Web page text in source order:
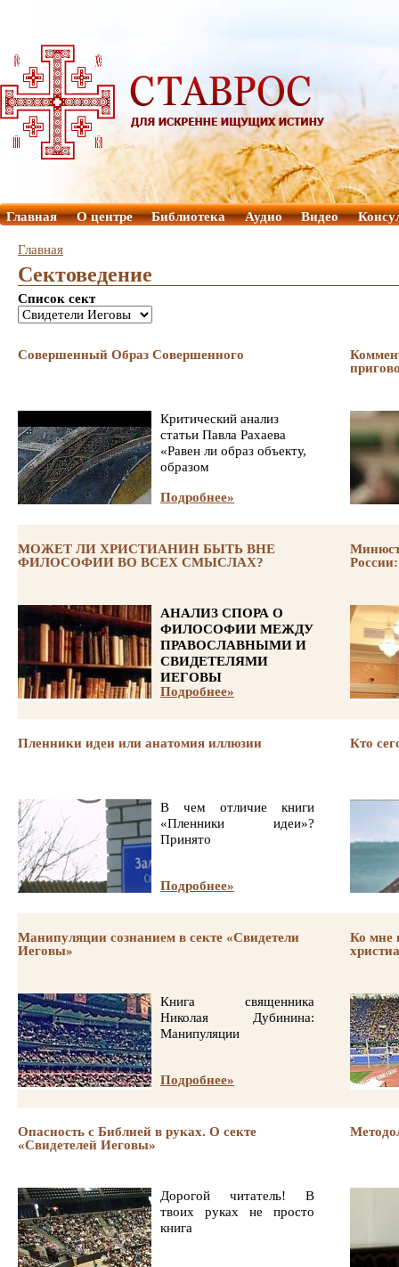
Главная О центре Библиотека Аудио Видео
Главная
Сектоведение
Список сект
Совершенный Образ Совершенного
Критический анализ
статьи Павла Рахаева
«Равен ли образ объекту,
образом
Подробнее»
МОЖЕТ ЛИ ХРИСТИАНИН БЫТЬ ВНЕ
ФИЛОСОФИИ ВО ВСЕХ СМЫСЛАХ?
АНАЛИЗ СПОРА О
ФИЛОСОФИИ МЕЖДУ
ПРАВОСЛАВНЫМИ И
СВИДЕТЕЛЯМИ
ИЕГОВЫ
Подробнее»
России:
Пленники идеи или анатомия иллюзии
В чем отличие книги
«Пленники идеи»?
Принято
Подробнее»
Кто
Манипуляции сознанием в секте «Свидетели
Иеговы»
Книга священника
Николая Дубинина:
Манипуляции
Подробнее»
Ко мне
Опасность с Библией в руках. О секте
«Свидетелей Иеговы»
Дорогой читатель! В
твоих руках не просто
книга